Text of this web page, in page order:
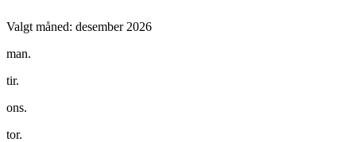
Valgt måned: desember 2026
man.
tir.
ons.
tor.